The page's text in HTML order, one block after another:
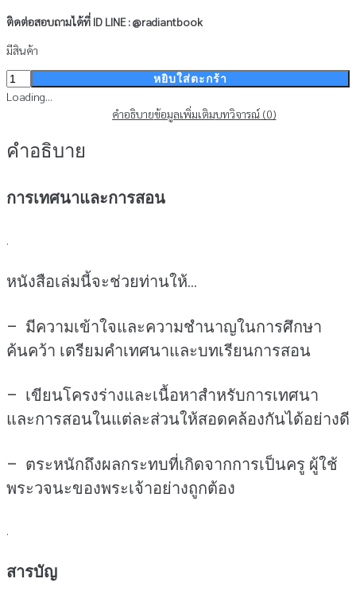
ติดต่อสอบถามได้ที่ ID LINE : @radiantbook
มีสินค้า
จำนวน
การ
การ
ไม่
หยิบใส่ตะกร้า
Loading...
คำอธิบายข้อมูลเพิ่มเติมบทวิจารณ์ (0)
คำอธิบาย
การเทศนาและการสอน
หนังสือเล่มนี้จะช่วยท่านให้…
– มีความเข้าใจและความชำนาญในการศึกษา
ค้นคว้า เตรียมคำเทศนาและบทเรียนการสอน
– เขียนโครงร่างและเนื้อหาสำหรับการเทศนา
และการสอนในแต่ละส่วนให้สอดคล้องกันได้อย่างดี
– ตระหนักถึงผลกระทบที่เกิดจากการเป็นครู ผู้ใช้
พระวจนะของพระเจ้าอย่างถูกต้อง
สารบัญ